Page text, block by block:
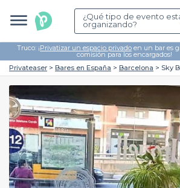
¿Qué tipo de evento
organizando?
Truco: ¡Privatizar un espacio privado en un bar es
comisión para los encargados!
Privateaser Bares en España Barcelona Sky